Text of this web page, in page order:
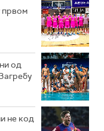
првом
од
не код